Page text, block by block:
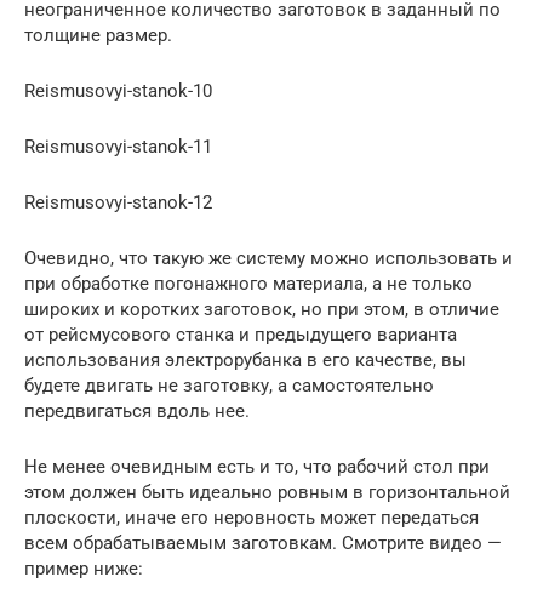
неограниченное количество заготовок в заданный по
толщине размер.
Reismusovyi-stanok-10
Reismusovyi-stanok-11
Reismusovyi-stanok-12
Очевидно, что такую же систему можно использовать и
при обработке погонажного материала, а не только
широких и коротких заготовок, но при этом, в отличие
от рейсмусового станка и предыдущего варианта
использования электрорубанка в его качестве, вы
будете двигать не заготовку, а самостоятельно
передвигаться вдоль нее.
Не менее очевидным есть и то, что рабочий стол при
этом должен быть идеально ровным в горизонтальной
плоскости, иначе его неровность может передаться
всем обрабатываемым заготовкам. Смотрите видео —
пример ниже: